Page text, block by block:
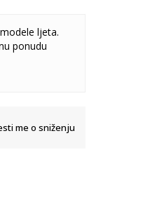
ljeta.
ponudu
me o sniženju